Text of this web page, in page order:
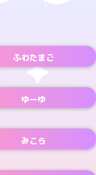
ふわたまご
ゆーゆ
みこら